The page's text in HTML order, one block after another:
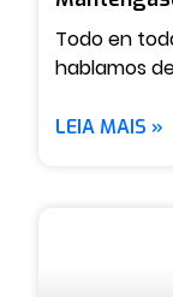
Todo en
hablamos
LEIA MAIS »